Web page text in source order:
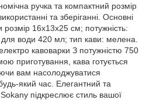
ручка та компактний розмір
та зберіганні. Основні
розмір 16х13х25 см; потужність:
води 420 мл; тип кави: мелена.
кавоварки З потужністю 750
приготування, кава готується
вам насолоджуватися
який час. Елегантний та
підкреслює стиль вашої